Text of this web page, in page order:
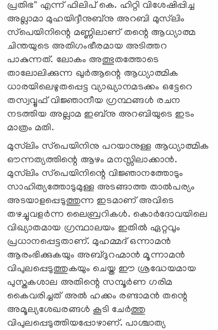
പ്രതിഭ'' എന്ന് ഫിലിപ് കെ. ഹിറ്റി വിശേഷിപ്പിച്ച
അല്ലാമാ മുഹയിദ്ദീനുബ്‌നു അറബി മുസ്‌ലിം
സ്‌പെയിനിന്റെ മണ്ണിലാണ് തന്റെ ആധ്യാത്മ
ചിന്തയുടെ അതിഗംഭീരമായ അടിത്തറ
പാകുന്നത്. ലോകം അത്ഭുതത്തോടെ
താലോലിക്കുന്ന ഖുര്‍ആന്റെ ആധ്യാത്മിക
ധാരയിലെഴുതപ്പെട്ട വ്യാഖ്യാനമടക്കം ഒട്ടേറെ
തസ്വവ്വുഫ് വിജ്ഞാനീയ ഗ്രന്ഥങ്ങള്‍ രചന
നടത്തിയ അല്ലാമ ഇബ്‌നു അറബിയുടെ ഇടം
മാത്രം മതി.
മുസ്‌ലിം സ്‌പെയിനിനു പറയാനുള്ള ആധ്യാത്മിക
ഔന്നത്യത്തിന്റെ ആഴം മനസ്സിലാക്കാന്‍.
മുസ്‌ലിം സ്‌പെയിനിന്റെ വിജ്ഞാനത്തോടും
സാഹിത്യത്തോടുമുള്ള അടങ്ങാത്ത താല്‍പര്യം
അടയാളപ്പെടുത്തുന്ന ഇടമാണ് അവിടെ
തഴച്ചുവളര്‍ന്ന ലൈബ്രറികള്‍. കൊര്‍ദോവയിലെ
വിഖ്യാതമായ ഗ്രന്ഥാലയം ഇതില്‍ ഏറ്റവും
പ്രധാനപ്പെട്ടതാണ്. മുഹമ്മദ് ഒന്നാമന്‍
ആരംഭിക്കുകയും അബ്ദുറഹ്മാന്‍ മൂന്നാമന്‍
വിപുലപ്പെടുത്തുകയും ചെയ്ത ഈ ശ്രദ്ധേയമായ
പുസ്തകശാല അതിന്റെ സമ്പൂര്‍ണ ഗരിമ
കൈവരിച്ചത് അല്‍ ഹക്കം രണ്ടാമന്‍ തന്റെ
അമൂല്യശേഖരങ്ങള്‍ കൂടി ചേര്‍ത്തു
വിപുലപ്പെടുത്തിയപ്പോഴാണ്. പാശ്ചാത്യ